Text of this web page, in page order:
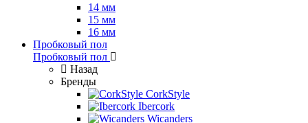
14 мм
15 мм
16 мм
Пробковый пол
Пробковый пол
Назад
Бренды
CorkStyle
Ibercork
Wicanders